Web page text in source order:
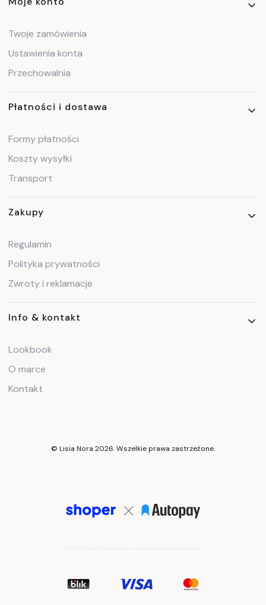
Linki w stopce
Twoje zamówienia
Ustawienia konta
Przechowalnia
Płatności i dostawa
Formy płatności
Koszty wysyłki
Transport
Zakupy
Regulamin
Polityka prywatności
Zwroty i reklamacje
Info & kontakt
Lookbook
O marce
Kontakt
© Lisia Nora 2026. Wszelkie prawa zastrzeżone.